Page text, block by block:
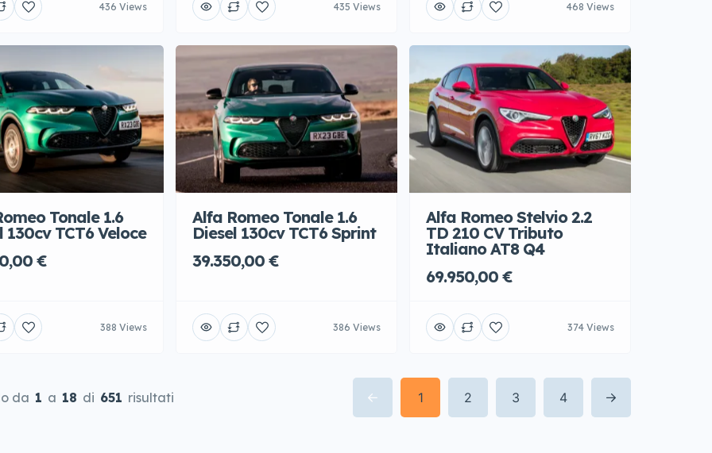
436 Views 435 Views 468 Views
Tonale 1.6
130cv TCT6 Veloce
€
388 Views
Alfa Romeo Tonale 1.6
Diesel 130cv TCT6 Sprint
39.350,00 €
386 Views
Alfa Romeo Stelvio 2.2
TD 210 CV Tributo
Italiano AT8 Q4
69.950,00 €
374 Views
da 1 a 18 di 651 risultati 1 2 3 4